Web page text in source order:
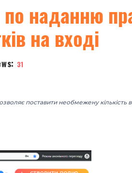
по наданню
на вході
31
поставити необмежену кількість